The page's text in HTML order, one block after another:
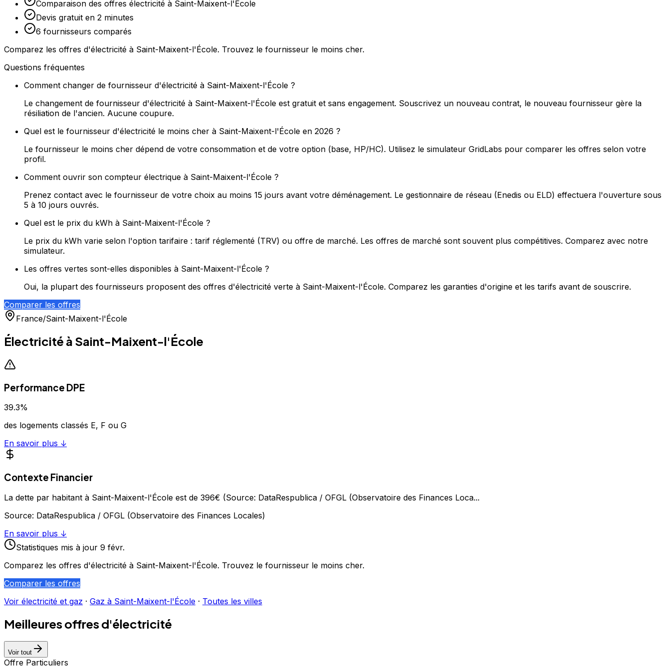
Comparaison des offres électricité à Saint-Maixent-l'École
Devis gratuit en 2 minutes
6 fournisseurs comparés
Comparez les offres d'électricité à Saint-Maixent-l'École. Trouvez le fournisseur le moins cher.
Questions fréquentes
Comment changer de fournisseur d'électricité à Saint-Maixent-l'École ?
Le changement de fournisseur d'électricité à Saint-Maixent-l'École est gratuit et sans engagement. Souscrivez un nouveau contrat, le nouveau fournisseur gère la
résiliation de l'ancien. Aucune coupure.
Quel est le fournisseur d'électricité le moins cher à Saint-Maixent-l'École en 2026 ?
Le fournisseur le moins cher dépend de votre consommation et de votre option (base, HP/HC). Utilisez le simulateur GridLabs pour comparer les offres selon votre
profil.
Comment ouvrir son compteur électrique à Saint-Maixent-l'École ?
Prenez contact avec le fournisseur de votre choix au moins 15 jours avant votre déménagement. Le gestionnaire de réseau (Enedis ou ELD) effectuera l'ouverture sous
5 à 10 jours ouvrés.
Quel est le prix du kWh à Saint-Maixent-l'École ?
Le prix du kWh varie selon l'option tarifaire : tarif réglementé (TRV) ou offre de marché. Les offres de marché sont souvent plus compétitives. Comparez avec notre
simulateur.
Les offres vertes sont-elles disponibles à Saint-Maixent-l'École ?
Oui, la plupart des fournisseurs proposent des offres d'électricité verte à Saint-Maixent-l'École. Comparez les garanties d'origine et les tarifs avant de souscrire.
Comparer les offres
France/Saint-Maixent-l'École
Électricité à Saint-Maixent-l'École
Performance DPE
39.3%
des logements classés E, F ou G
En savoir plus ↓
Contexte Financier
La dette par habitant à Saint-Maixent-l'École est de 396€ (Source: DataRespublica / OFGL (Observatoire des Finances Loca...
Source: DataRespublica / OFGL (Observatoire des Finances Locales)
En savoir plus ↓
Statistiques mis à jour 9 févr.
Comparez les offres d'électricité à Saint-Maixent-l'École. Trouvez le fournisseur le moins cher.
Comparer les offres
Voir électricité et gaz · Gaz à Saint-Maixent-l'École · Toutes les villes
Meilleures offres d'électricité
Voir tout
Offre Particuliers